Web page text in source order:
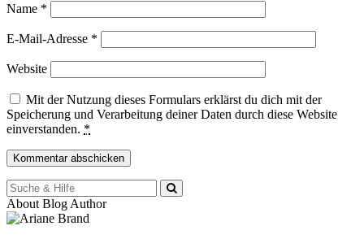
Name *
E-Mail-Adresse *
Website
Mit der Nutzung dieses Formulars erklärst du dich mit der
Speicherung und Verarbeitung deiner Daten durch diese Website
einverstanden. *
Suche
für:
About Blog Author